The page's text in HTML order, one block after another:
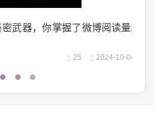
松实现你的阅读量突破？
22